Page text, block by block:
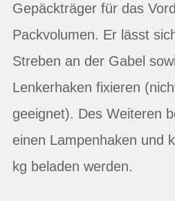
Gepäckträger für das
Packvolumen. Er lässt
Streben an der Gabel
Lenkerhaken fixieren
geeignet). Des Weiteren
einen Lampenhaken und
kg beladen werden.